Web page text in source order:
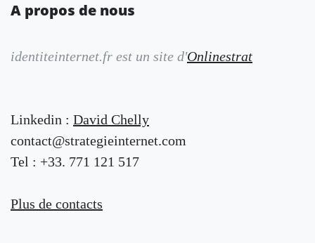
A propos de nous
identiteinternet.fr est un site d'Onlinestrat
Linkedin : David Chelly
contact@strategieinternet.com
Tel : +33. 771 121 517
Plus de contacts